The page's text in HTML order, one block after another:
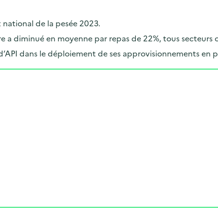
de la pesée 2023.
diminué en moyenne par repas de 22%, tous secteurs
dans le déploiement de ses approvisionnements en